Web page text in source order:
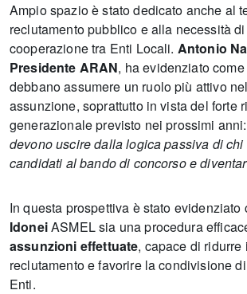
Ampio spazio è stato dedicato anche al
reclutamento pubblico e alla necessità
cooperazione tra Enti Locali. Antonio
Presidente ARAN, ha evidenziato
debbano assumere un ruolo più attivo
assunzione, soprattutto in vista del forte
generazionale previsto nei prossimi anni:
devono uscire dalla logica passiva di chi
candidati al bando di concorso e
In questa prospettiva è stato evidenziato
IdoneiASMEL sia una procedura
assunzioni effettuate, capace di ridurre
reclutamento e favorire la condivisione
Enti.